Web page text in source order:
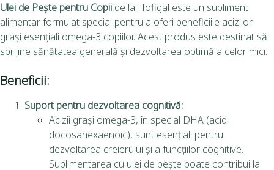
Ulei de Pește pentru Copii de la Hofigal este un supliment
alimentar formulat special pentru a oferi beneficiile acizilor
grași esențiali omega-3 copiilor. Acest produs este destinat să
sprijine sănătatea generală și dezvoltarea optimă a celor mici.
Beneficii:
Suport pentru dezvoltarea cognitivă:
Acizii grași omega-3, în special DHA (acid
docosahexaenoic), sunt esențiali pentru
dezvoltarea creierului și a funcțiilor cognitive.
Suplimentarea cu ulei de pește poate contribui la